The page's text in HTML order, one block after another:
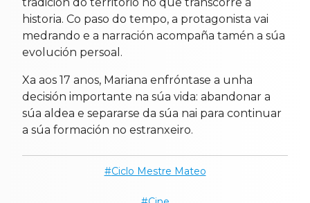
historia. Co paso do tempo, a protagonista vai
medrando e a narración acompaña tamén a súa
evolución persoal.
Xa aos 17 anos, Mariana enfróntase a unha
decisión importante na súa vida: abandonar a
súa aldea e separarse da súa nai para continuar
a súa formación no estranxeiro.
Ciclo Mestre Mateo